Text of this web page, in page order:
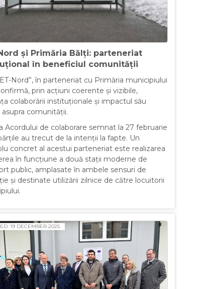
și Primăria Bălți: parteneriat
în beneficiul comunității
Nord”, în parteneriat cu Primăria municipiului
prin acțiuni coerente și vizibile,
colaborării instituționale și impactul său
asupra comunității.
Acordului de colaborare semnat la 27 februarie
au trecut de la intenții la fapte. Un
concret al acestui parteneriat este realizarea
în funcțiune a două stații moderne de
public, amplasate în ambele sensuri de
și destinate utilizării zilnice de către locuitorii
19 DECEMBER 2025